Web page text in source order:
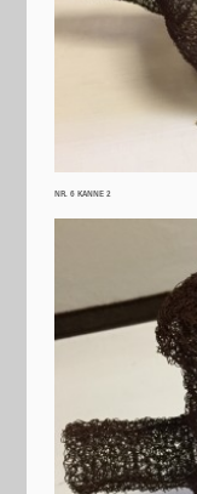
NR. 6 KANNE 2